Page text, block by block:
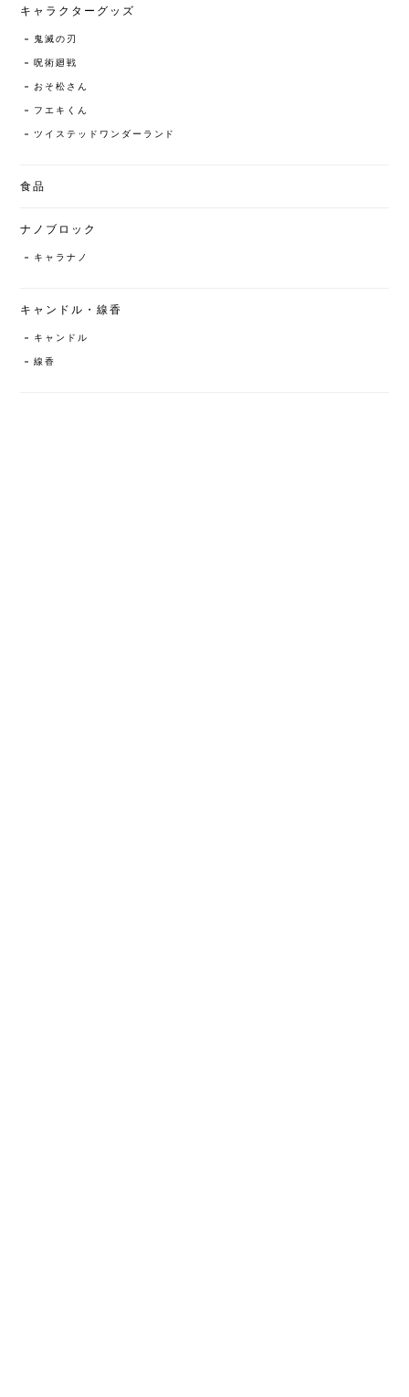
キャラクターグッズ
鬼滅の刃
呪術廻戦
おそ松さん
フエキくん
ツイステッドワンダーランド
食品
ナノブロック
キャラナノ
キャンドル・線香
キャンドル
線香